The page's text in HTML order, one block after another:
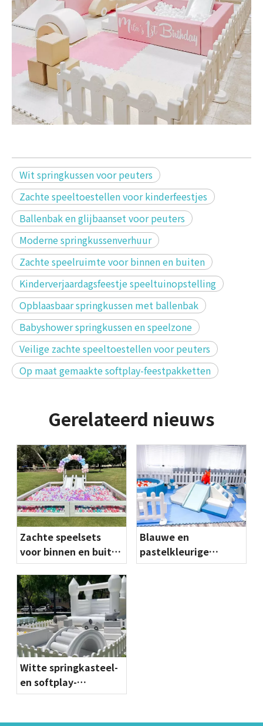
Wit springkussen voor peuters
Zachte speeltoestellen voor kinderfeestjes
Ballenbak en glijbaanset voor peuters
Moderne springkussenverhuur
Zachte speelruimte voor binnen en buiten
Kinderverjaardagsfeestje speeltuinopstelling
Opblaasbaar springkussen met ballenbak
Babyshower springkussen en speelzone
Veilige zachte speeltoestellen voor peuters
Op maat gemaakte softplay-feestpakketten
Gerelateerd nieuws
Zachte speelsets
voor binnen en buiten
met ballenbak,
dubbele glijbanen en
springkasteel voor
peuterevenementen
Blauwe en
pastelkleurige
zachte speelsets met
Witte springkasteel-
en softplay-
pakketten | Verhuur